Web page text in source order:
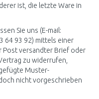
ist, die letzte Ware in
Sie uns (E-mail:
64 93 92) mittels einer
Post versandter Brief oder
zu widerrufen,
Muster-
nicht vorgeschrieben